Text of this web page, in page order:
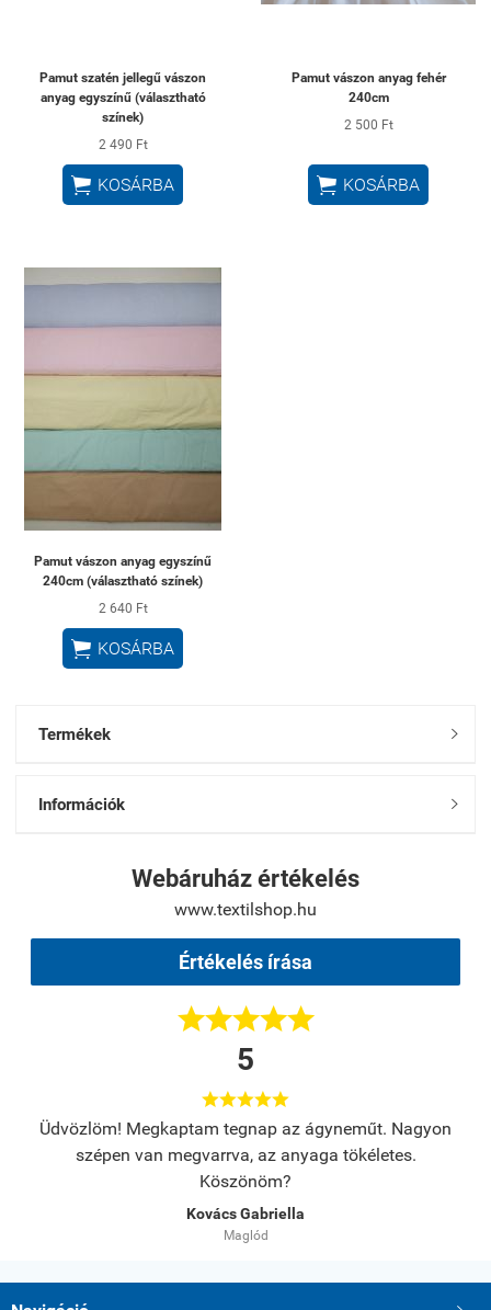
Pamut szatén jellegű vászon
anyag egyszínű (választható
színek)
2 490 Ft
 KOSÁRBA
Pamut vászon anyag fehér
240cm
2 500 Ft
 KOSÁRBA
Pamut vászon anyag egyszínű
240cm (választható színek)
2 640 Ft
 KOSÁRBA
Termékek 
Információk 
Webáruház értékelés
www.textilshop.hu
Értékelés írása

5

Üdvözlöm! Megkaptam tegnap az ágyneműt. Nagyon
szépen van megvarrva, az anyaga tökéletes.
Köszönöm?
Kovács Gabriella
Maglód